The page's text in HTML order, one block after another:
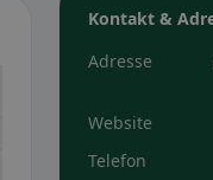
Kontakt &
Adresse
Website
Telefon